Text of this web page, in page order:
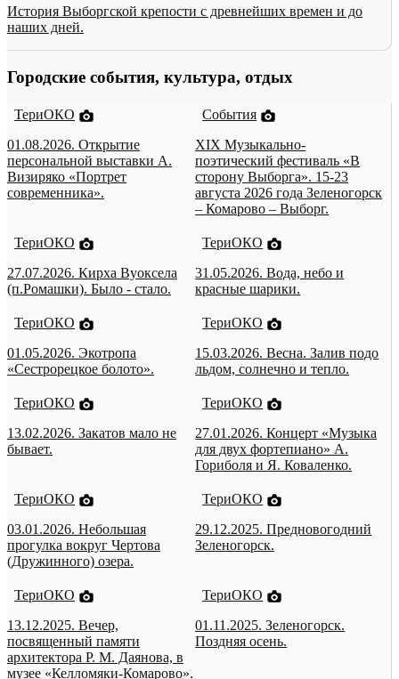
История Выборгской крепости с древнейших времен и до
наших дней.
Городские события, культура, отдых
ТериОКО
01.08.2026. Открытие
персональной выставки А.
Визиряко «Портрет
современника».
События
XIX Музыкально-
поэтический фестиваль «В
сторону Выборга». 15-23
августа 2026 года Зеленогорск
– Комарово – Выборг.
ТериОКО
27.07.2026. Кирха Вуоксела
(п.Ромашки). Было - стало.
ТериОКО
31.05.2026. Вода, небо и
красные шарики.
ТериОКО
01.05.2026. Экотропа
«Сестрорецкое болото».
ТериОКО
15.03.2026. Весна. Залив подо
льдом, солнечно и тепло.
ТериОКО
13.02.2026. Закатов мало не
бывает.
ТериОКО
27.01.2026. Концерт «Музыка
для двух фортепиано» А.
Гориболя и Я. Коваленко.
ТериОКО
03.01.2026. Небольшая
прогулка вокруг Чертова
(Дружинного) озера.
ТериОКО
29.12.2025. Предновогодний
Зеленогорск.
ТериОКО
13.12.2025. Вечер,
посвященный памяти
архитектора Р. М. Даянова, в
музее «Келломяки-Комарово».
ТериОКО
01.11.2025. Зеленогорск.
Поздняя осень.